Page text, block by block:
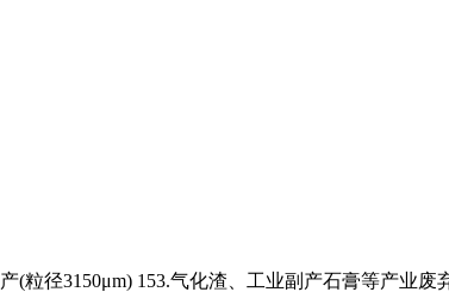
粒径3150μm) 153.气化渣、工业副产石膏等产业废